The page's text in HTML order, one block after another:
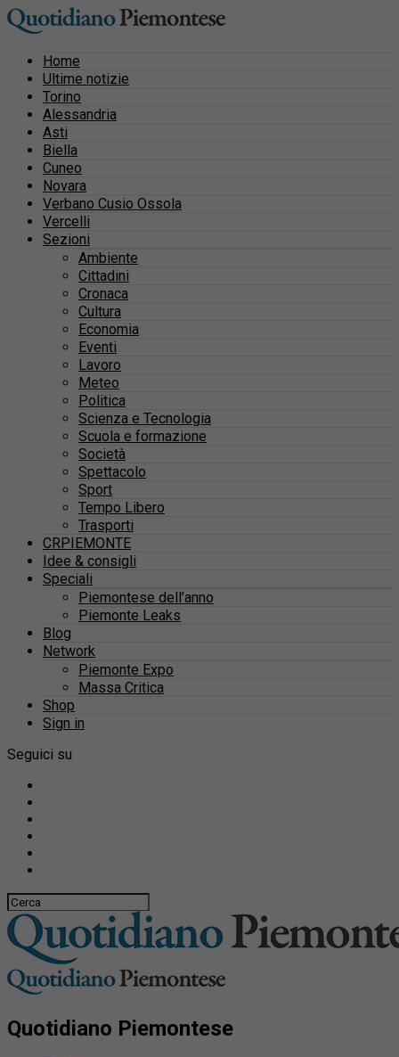
Home
Ultime notizie
Torino
Alessandria
Asti
Biella
Cuneo
Novara
Verbano Cusio Ossola
Vercelli
Sezioni
Ambiente
Cittadini
Cronaca
Cultura
Economia
Eventi
Lavoro
Meteo
Politica
Scienza e Tecnologia
Scuola e formazione
Società
Spettacolo
Sport
Tempo Libero
Trasporti
CRPIEMONTE
Idee & consigli
Speciali
Piemontese dell’anno
Piemonte Leaks
Blog
Network
Piemonte Expo
Massa Critica
Shop
Sign in
Seguici su
Quotidiano Piemontese